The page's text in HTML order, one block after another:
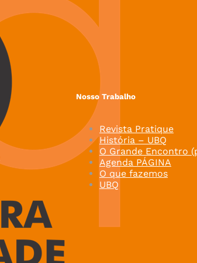
Nosso Trabalho
Revista Pratique
História – UBQ
O Grande Encontro
Agenda PÁGINA
O que fazemos
UBQ